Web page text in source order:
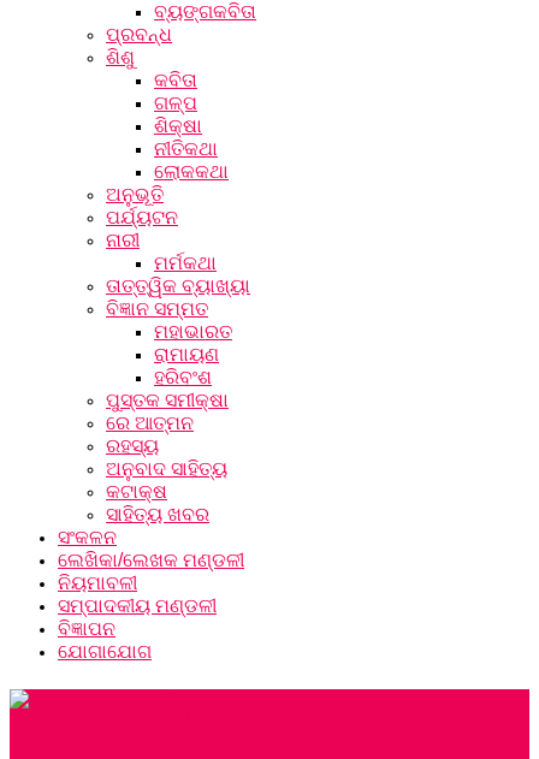
ବ୍ୟଙ୍ଗକବିତା
ପ୍ରବନ୍ଧ
ଶିଶୁ
କବିତା
ଗଳ୍ପ
ଶିକ୍ଷା
ନୀତିକଥା
ଲୋକକଥା
ଅନୁଭୂତି
ପର୍ଯ୍ୟଟନ
ନାରୀ
ମର୍ମକଥା
ତାତ୍ତ୍ୱିକ ବ୍ୟାଖ୍ୟା
ବିଜ୍ଞାନ ସମ୍ମତ
ମହାଭାରତ
ରାମାୟଣ
ହରିବଂଶ
ପୁସ୍ତକ ସମୀକ୍ଷା
ରେ ଆତ୍ମନ
ରହସ୍ୟ
ଅନୁବାଦ ସାହିତ୍ୟ
କଟାକ୍ଷ
ସାହିତ୍ୟ ଖବର
ସଂକଳନ
ଲେଖିକା/ଲେଖକ ମଣ୍ଡଳୀ
ନିୟମାବଳୀ
ସମ୍ପାଦକୀୟ ମଣ୍ଡଳୀ
ବିଜ୍ଞାପନ
ଯୋଗାଯୋଗ